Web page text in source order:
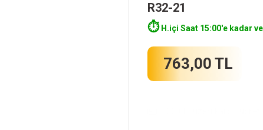
R32-21
⏱️H.içi Saat 15:00'e kadar
763,00 TL